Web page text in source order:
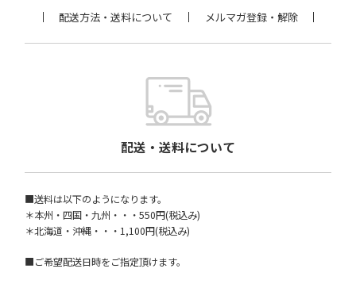
配送方法・送料について
メルマガ登録・解除
配送・送料について
■送料は以下のようになります。
＊本州・四国・九州・・・550円(税込み)
＊北海道・沖縄・・・1,100円(税込み)
■ご希望配送日時をご指定頂けます。